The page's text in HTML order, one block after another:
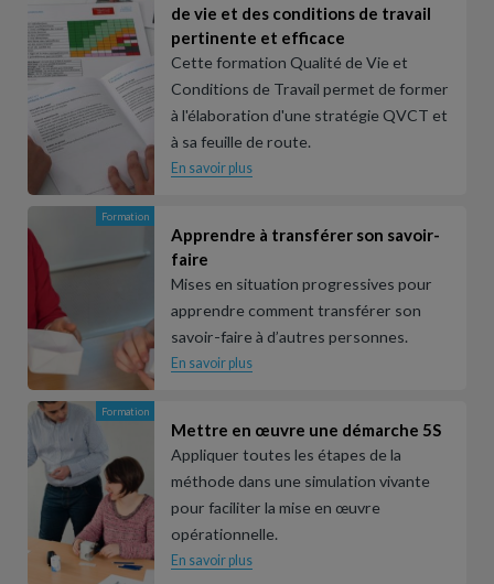
de vie et des conditions de travail
pertinente et efficace
Cette formation Qualité de Vie et
Conditions de Travail permet de former
à l'élaboration d'une stratégie QVCT et
à sa feuille de route.
En savoir plus
Formation
Apprendre à transférer son savoir-
faire
Mises en situation progressives pour
apprendre comment transférer son
savoir-faire à d’autres personnes.
En savoir plus
Formation
Mettre en œuvre une démarche 5S
Appliquer toutes les étapes de la
méthode dans une simulation vivante
pour faciliter la mise en œuvre
opérationnelle.
En savoir plus